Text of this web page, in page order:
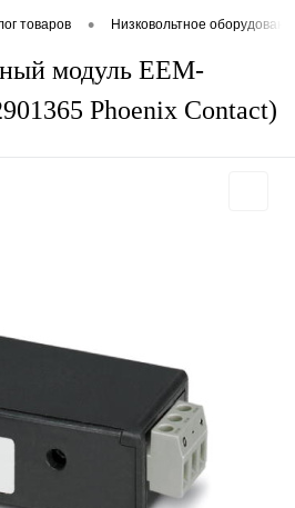
товаров • Низковольтное
модуль EEM-
Phoenix Contact)